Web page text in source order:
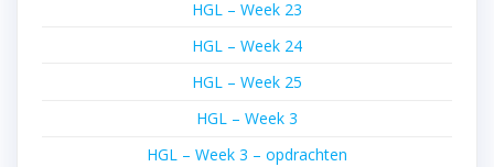
HGL – Week 23
HGL – Week 24
HGL – Week 25
HGL – Week 3
HGL – Week 3 – opdrachten